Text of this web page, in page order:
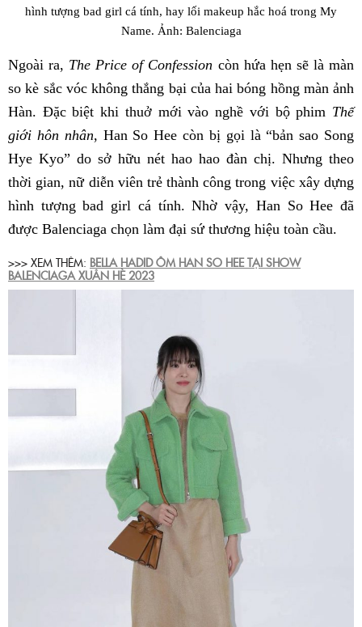
hình tượng bad girl cá tính, hay lối makeup hắc hoá trong My
Name. Ảnh: Balenciaga
Ngoài ra, The Price of Confession còn hứa hẹn sẽ là màn
so kè sắc vóc không thắng bại của hai bóng hồng màn ảnh
Hàn. Đặc biệt khi thuở mới vào nghề với bộ phim Thế
giới hôn nhân, Han So Hee còn bị gọi là “bản sao Song
Hye Kyo” do sở hữu nét hao hao đàn chị. Nhưng theo
thời gian, nữ diễn viên trẻ thành công trong việc xây dựng
hình tượng bad girl cá tính. Nhờ vậy, Han So Hee đã
được Balenciaga chọn làm đại sứ thương hiệu toàn cầu.
>>> XEM THÊM: BELLA HADID ÔM HAN SO HEE TẠI SHOW
BALENCIAGA XUÂN HÈ 2023